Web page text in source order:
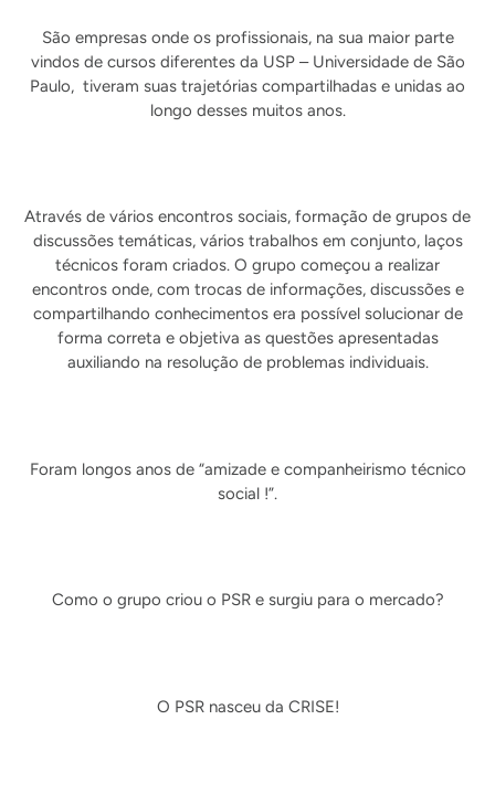
São empresas onde os profissionais, na sua maior parte
vindos de cursos diferentes da USP – Universidade de São
Paulo, tiveram suas trajetórias compartilhadas e unidas ao
longo desses muitos anos.
Através de vários encontros sociais, formação de grupos de
discussões temáticas, vários trabalhos em conjunto, laços
técnicos foram criados. O grupo começou a realizar
encontros onde, com trocas de informações, discussões e
compartilhando conhecimentos era possível solucionar de
forma correta e objetiva as questões apresentadas
auxiliando na resolução de problemas individuais.
Foram longos anos de “amizade e companheirismo técnico
social !”.
Como o grupo criou o PSR e surgiu para o mercado?
O PSR nasceu da CRISE!